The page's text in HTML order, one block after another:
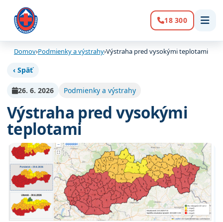
Volanie:
18 300
Domov›Podmienky a výstrahy›Výstraha pred vysokými teplotami
‹ Späť
26. 6. 2026 Podmienky a výstrahy
Výstraha pred vysokými
teplotami